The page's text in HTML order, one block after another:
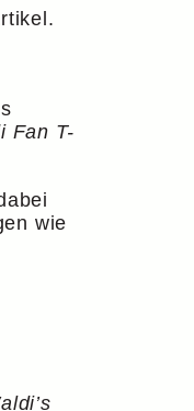
Fan T-
wie